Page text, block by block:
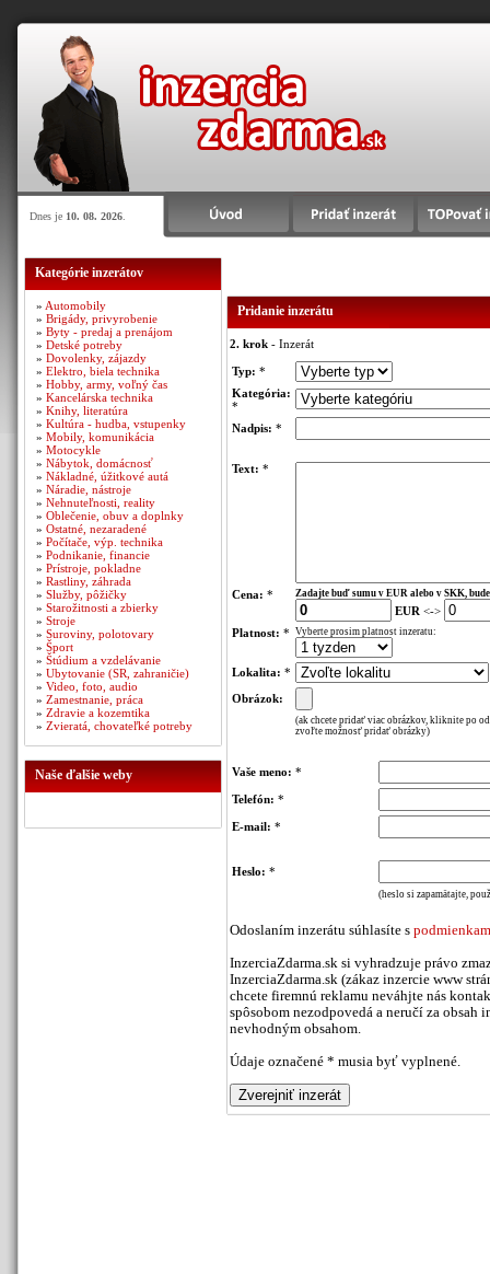
Dnes je 10. 08. 2026
Kategórie inzerátov
» Automobily
» Brigády, privyrobenie
» Byty - predaj a prenájom
» Detské potreby
» Dovolenky, zájazdy
» Elektro, biela technika
» Hobby, army, voľný čas
» Kancelárska technika
» Knihy, literatúra
» Kultúra - hudba, vstupenky
» Mobily, komunikácia
» Motocykle
» Nábytok, domácnosť
» Nákladné, úžitkové autá
» Náradie, nástroje
» Nehnuteľnosti, reality
» Oblečenie, obuv a doplnky
» Ostatné, nezaradené
» Počítače, výp. technika
» Podnikanie, financie
» Prístroje, pokladne
» Rastliny, záhrada
» Služby, pôžičky
» Starožitnosti a zbierky
» Stroje
» Suroviny, polotovary
» Šport
» Štúdium a vzdelávanie
» Ubytovanie (SR, zahraničie)
» Video, foto, audio
» Zamestnanie, práca
» Zdravie a kozemtika
» Zvieratá, chovateľké potreby
Naše ďalšie weby
Pridanie inzerátu
2. krok - Inzerát
Typ: *
Kategória:
*
Nadpis: *
Text: *
Cena: * Zadajte buď sumu v EUR alebo v SKK,
EUR <->
Platnost: * Vyberte prosim platnost inzeratu:
Lokalita: *
Obrázok:
(ak chcete pridať viac obrázkov, kliknite po
zvoľte možnosť pridať obrázky)
Vaše meno: *
Telefón: *
E-mail: *
Heslo: *
(heslo si zapamätajte,
Odoslaním inzerátu súhlasíte s
InzerciaZdarma.sk si vyhradzuje právo
InzerciaZdarma.sk (zákaz inzercie www
chcete firemnú reklamu neváhjte nás
spôsobom nezodpovedá a neručí za
nevhodným obsahom.
Údaje označené * musia byť vyplnené.